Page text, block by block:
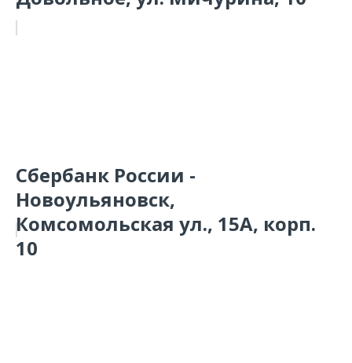
Сбербанк России -
Новоульяновск,
Комсомольская ул., 15А, корп.
10